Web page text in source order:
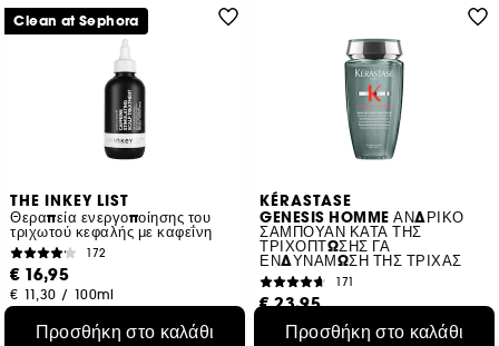
THE INKEY LIST
Θεραπεία ενεργοποίησης του
τριχωτού κεφαλής με καφεΐνη
172
€ 16,95
€ 11,30 / 100ml
Προσθήκη στο καλάθι
Clean at Sephora
KÉRASTASE
GENESIS HOMME ΑΝΔΡΙΚΟ
ΣΑΜΠΟΥΑΝ ΚΑΤΑ ΤΗΣ
ΤΡΙΧΟΠΤΩΣΗΣ ΓΑ
ΕΝΔΥΝΑΜΩΣΗ ΤΗΣ ΤΡΙΧΑΣ
171
€ 23,95
€ 9,58 100ml
Προσθήκη στο καλάθι